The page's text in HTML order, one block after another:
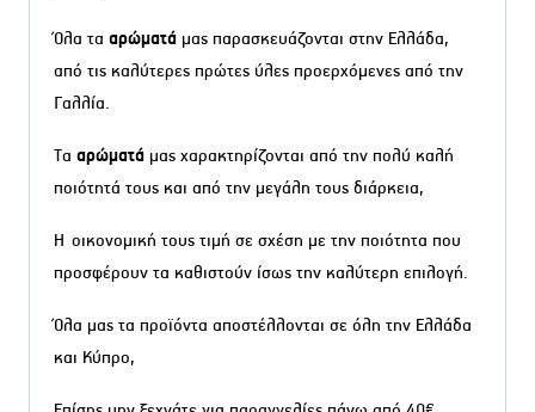
Όλα τα αρώματά μας παρασκευάζονται στην Ελλάδα,
από τις καλύτερες πρώτες ύλες προερχόμενες από την
Γαλλία.
Τα αρώματά μας χαρακτηρίζονται από την πολύ καλή
ποιότητά τους και από την μεγάλη τους διάρκεια,
Η οικονομική τους τιμή σε σχέση με την ποιότητα που
προσφέρουν τα καθιστούν ίσως την καλύτερη επιλογή.
Όλα μας τα προϊόντα αποστέλλονται σε όλη την Ελλάδα
και Κύπρο,